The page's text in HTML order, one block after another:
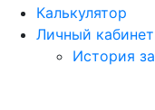
Калькулятор
Личный кабинет
История